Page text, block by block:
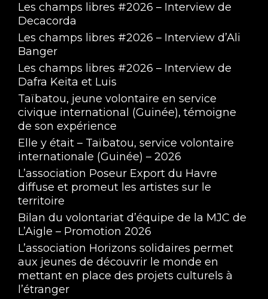
Les champs libres #2026 – Interview de
Decacorda
Les champs libres #2026 – Interview d’Ali
Banger
Les champs libres #2026 – Interview de
Dafra Keita et Luis
Taïbatou, jeune volontaire en service
civique international (Guinée), témoigne
de son expérience
Elle y était – Taïbatou, service volontaire
internationale (Guinée) – 2026
L’association Poseur Export du Havre
diffuse et promeut les artistes sur le
territoire
Bilan du volontariat d’équipe de la MJC de
L’Aigle – Promotion 2026
L’association Horizons solidaires permet
aux jeunes de découvrir le monde en
mettant en place des projets culturels à
l’étranger